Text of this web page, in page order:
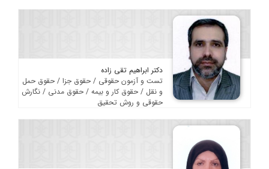
دکتر ابراهیم تقی زاده
تست و آزمون حقوقی / حقوق جزا / حقوق حمل
و نقل / حقوق کار و بیمه / حقوق مدنی / نگارش
حقوقی و روش تحقیق